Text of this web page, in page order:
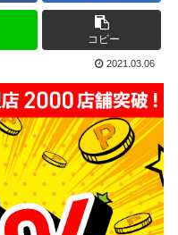
コピー
2021.03.06